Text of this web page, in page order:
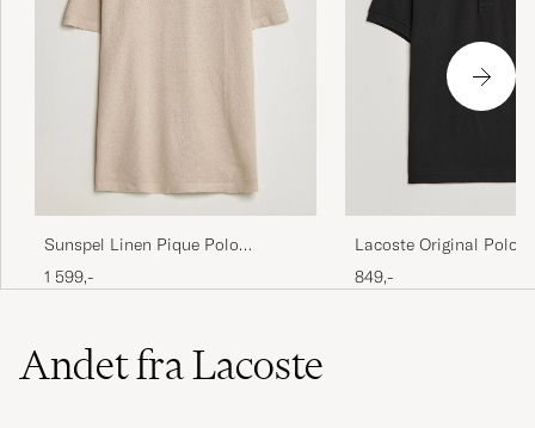
Sunspel Linen Pique Polo
Hazelwood
1 599,-
Lacoste Original Polo
849,-
Andet fra Lacoste